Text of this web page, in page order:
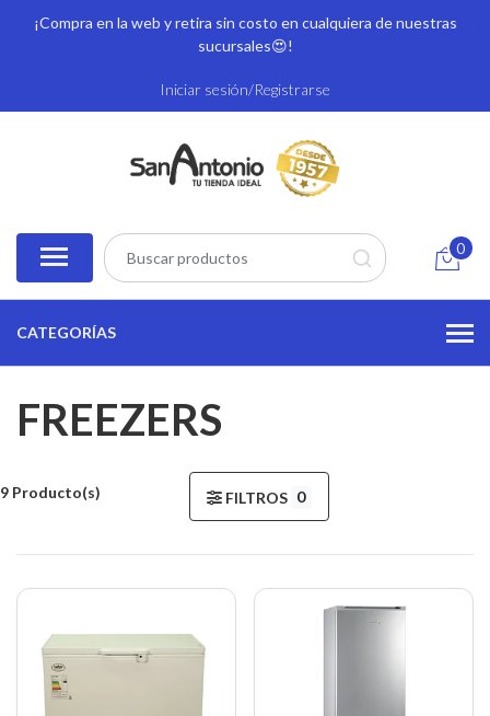
¡Compra en la web y retira sin costo en cualquiera de nuestras
sucursales😍!
Iniciar sesión/Registrarse
0
CATEGORÍAS
FREEZERS
9 Producto(s) FILTROS 0